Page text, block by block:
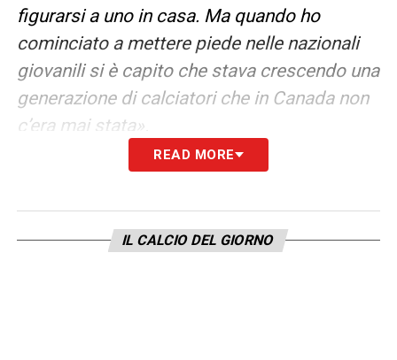
figurarsi a uno in casa. Ma quando ho
cominciato a mettere piede nelle nazionali
giovanili si è capito che stava crescendo una
generazione di calciatori che in Canada non
c’era mai stata».
LEGGI ANCHE –Ultime Notizie Serie A:
campionato italiano
READ MORE
IL CALCIO DEL GIORNO